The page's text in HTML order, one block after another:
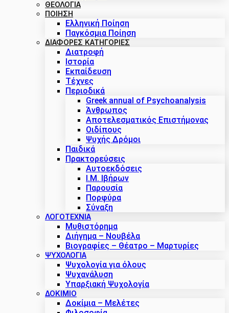
ΘΕΟΛΟΓΙΑ
ΠΟΙΗΣΗ
Ελληνική Ποίηση
Παγκόσμια Ποίηση
ΔΙΑΦΟΡΕΣ ΚΑΤΗΓΟΡΙΕΣ
Διατροφή
Ιστορία
Εκπαίδευση
Τέχνες
Περιοδικά
Greek annual of Psychoanalysis
Άνθρωπος
Αποτελεσματικός Επιστήμονας
Οιδίπους
Ψυχής Δρόμοι
Παιδικά
Πρακτoρεύσεις
Αυτοεκδόσεις
Ι.Μ. Ιβήρων
Παρουσία
Πορφύρα
Σύναξη
ΛΟΓΟΤΕΧΝΙΑ
Μυθιστόρημα
Διήγημα – Νουβέλα
Βιογραφίες – Θέατρο – Μαρτυρίες
ΨΥΧΟΛΟΓΙΑ
Ψυχολογία για όλους
Ψυχανάλυση
Υπαρξιακή Ψυχολογία
ΔΟΚΙΜΙΟ
Δοκίμια – Μελέτες